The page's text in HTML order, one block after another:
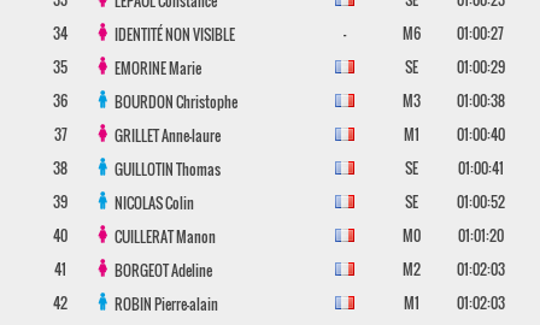
34
IDENTITÉ NON VISIBLE - M6
01:00:27
35
EMORINEMarie SE
01:00:29
36
BOURDONChristophe M3
01:00:38
37
GRILLETAnne-laure M1
01:00:40
38
GUILLOTINThomas SE
01:00:41
39
NICOLASColin SE
01:00:52
40
CUILLERATManon M0
01:01:20
41
BORGEOTAdeline M2
01:02:03
42
ROBINPierre-alain M1
01:02:03